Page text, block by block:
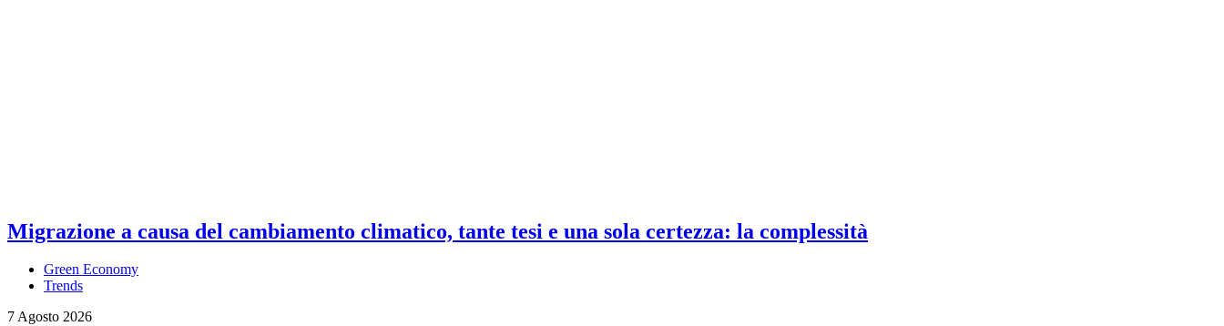
Migrazione a causa del cambiamento climatico, tante tesi e una sola certezza: la complessità
Green Economy
Trends
7 Agosto 2026